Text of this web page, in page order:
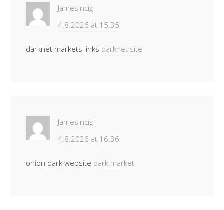
JamesIncig
4.8.2026 at 15:35
darknet markets links darknet site
JamesIncig
4.8.2026 at 16:36
onion dark website dark market